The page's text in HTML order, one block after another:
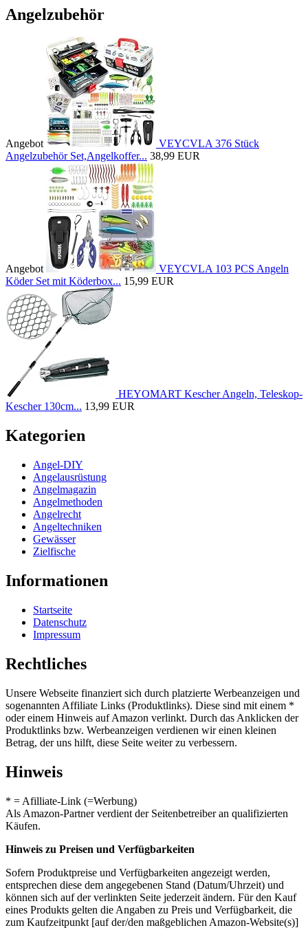
Angelzubehör
Angebot
VEYCVLA 376 Stück
Angelzubehör Set,Angelkoffer... 38,99 EUR
Angebot
VEYCVLA 103 PCS Angeln
Köder Set mit Köderbox... 15,99 EUR
HEYOMART Kescher Angeln, Teleskop-
Kescher 130cm... 13,99 EUR
Kategorien
Angel-DIY
Angelausrüstung
Angelmagazin
Angelmethoden
Angelrecht
Angeltechniken
Gewässer
Zielfische
Informationen
Startseite
Datenschutz
Impressum
Rechtliches
Unsere Webseite finanziert sich durch platzierte Werbeanzeigen und
sogenannten Affiliate Links (Produktlinks). Diese sind mit einem *
oder einem Hinweis auf Amazon verlinkt. Durch das Anklicken der
Produktlinks bzw. Werbeanzeigen verdienen wir einen kleinen
Betrag, der uns hilft, diese Seite weiter zu verbessern.
Hinweis
* = Afilliate-Link (=Werbung)
Als Amazon-Partner verdient der Seitenbetreiber an qualifizierten
Käufen.
Hinweis zu Preisen und Verfügbarkeiten
Sofern Produktpreise und Verfügbarkeiten angezeigt werden,
entsprechen diese dem angegebenen Stand (Datum/Uhrzeit) und
können sich auf der verlinkten Seite jederzeit ändern. Für den Kauf
eines Produkts gelten die Angaben zu Preis und Verfügbarkeit, die
zum Kaufzeitpunkt [auf der/den maßgeblichen Amazon-Website(s)]